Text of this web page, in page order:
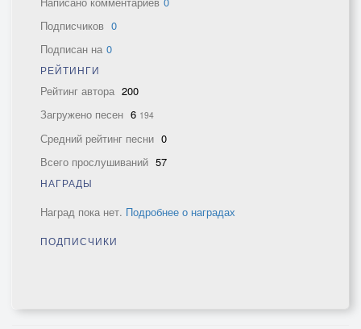
Подписчиков 0
Подписан на 0
РЕЙТИНГИ
Рейтинг автора 200
Загружено песен 6 194
Средний рейтинг песни 0
Всего прослушиваний 57
НАГРАДЫ
Наград пока нет. Подробнее о наградах
ПОДПИСЧИКИ